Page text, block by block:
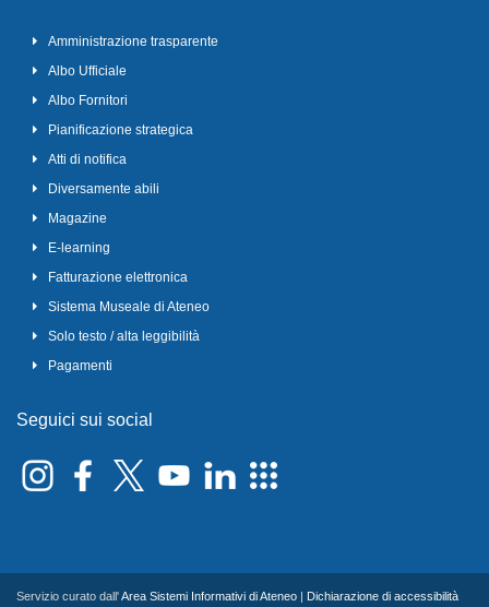
Amministrazione trasparente
Albo Ufficiale
Albo Fornitori
Pianificazione strategica
Atti di notifica
Diversamente abili
Magazine
E-learning
Fatturazione elettronica
Sistema Museale di Ateneo
Solo testo / alta leggibilità
Pagamenti
Seguici sui social
Servizio curato dall'Area Sistemi Informativi di Ateneo Dichiarazione di accessibilità